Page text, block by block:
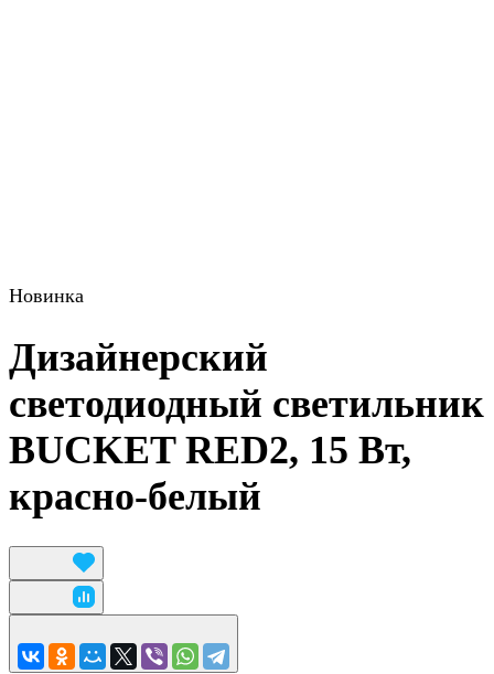
Новинка
Дизайнерский
светодиодный светильник
BUCKET RED2, 15 Вт,
красно-белый